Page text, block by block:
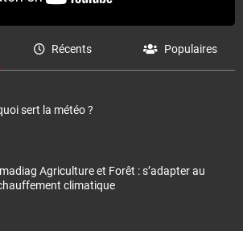
Récents Populaires
sert la météo ?
Agriculture et Forêt : s’adapter au
climatique